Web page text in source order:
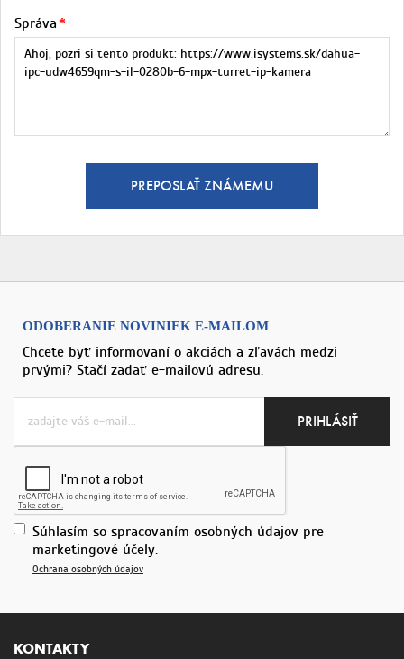
Správa
ODOBERANIE NOVINIEK E-MAILOM
Chcete byť informovaní o akciách a zľavách medzi
prvými? Stačí zadať e-mailovú adresu.
Súhlasím so spracovaním osobných údajov pre
marketingové účely.
Ochrana osobných údajov
KONTAKTY